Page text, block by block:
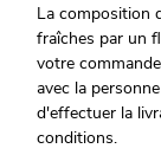
La composition
fraîches par un
votre
avec la
d'effectuer la
conditions.